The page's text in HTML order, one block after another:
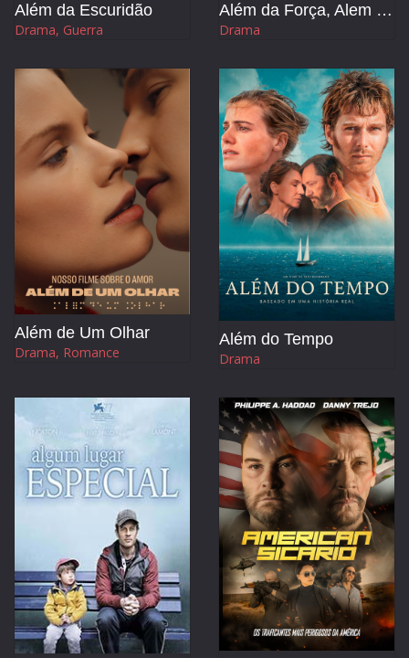
Além da Escuridão
Drama, Guerra
Além da Força, Alem da Fé
Drama
Além de Um Olhar
Drama, Romance
Além do Tempo
Drama